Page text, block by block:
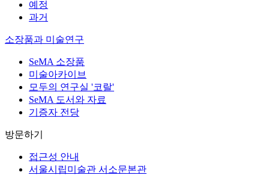
예정
과거
소장품과 미술연구
SeMA 소장품
미술아카이브
모두의 연구실 '코랄'
SeMA 도서와 자료
기증자 전당
방문하기
접근성 안내
서울시립미술관 서소문본관